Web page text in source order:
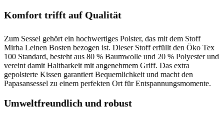
Komfort trifft auf Qualität
Zum Sessel gehört ein hochwertiges Polster, das mit dem Stoff
Mirha Leinen Bosten bezogen ist. Dieser Stoff erfüllt den Öko Tex
100 Standard, besteht aus 80 % Baumwolle und 20 % Polyester und
vereint damit Haltbarkeit mit angenehmem Griff. Das extra
gepolsterte Kissen garantiert Bequemlichkeit und macht den
Papasansessel zu einem perfekten Ort für Entspannungsmomente.
Umweltfreundlich und robust